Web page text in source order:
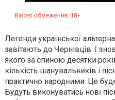
Вікові обмеження: 18+
Легенди української
завітають до Чернівців. І
якого за спиною десятки
кількість шанувальників і
практично народними. Це
Будуть виконуватись нові